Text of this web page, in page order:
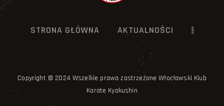
STRONA GŁÓWNA AKTUALNOŚCI
Copyright © 2024 Wszelkie prawa zastrzeżone Włocławski Klub
Karate Kyokushin